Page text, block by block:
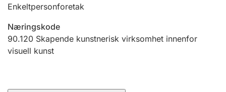
Offentlig sektor
Andre tema
Enkeltpersonforetak
Næringskode
90.120 Skapende kunstnerisk virksomhet innenfor
visuell kunst